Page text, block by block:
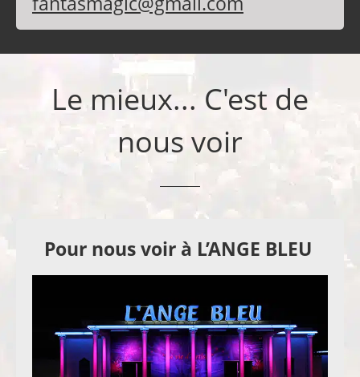
Le mieux... C'est de
nous voir
Pour nous voir à L’ANGE BLEU